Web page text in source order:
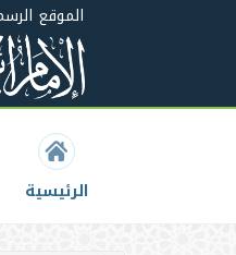
الموقع
الرئيسية